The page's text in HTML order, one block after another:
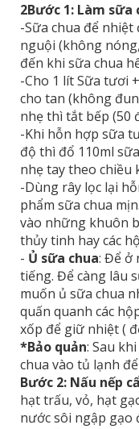
2Bước 1: Làm sữa
-Sữa chua để nhiệt
nguội (không
đến khi sữa chua
-Cho 1 lít Sữa tươi
cho tan (không
nhẹ thì tắt bếp (50
-Khi hỗn hợp sữa
độ thì đổ 110ml
nhẹ tay theo chiều
-Dùng rây lọc lại
phẩm sữa chua
vào những khuôn
thủy tinh hay các
- Ủ sữa chua: Để ở
tiếng. Để càng lâu
muốn ủ sữa chua
quấn quanh các
xốp để giữ nhiệt (
*Bảo quản: Sau
chua vào tủ lạnh
Bước 2: Nấu nếp
hạt trấu, vỏ, hạt
nước sôi ngập gạo